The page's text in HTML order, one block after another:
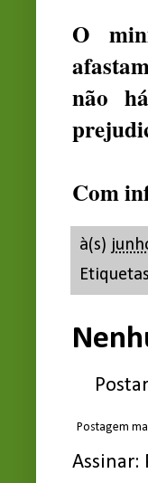
O
não
Com
à(s)
Postagem
Assinar: